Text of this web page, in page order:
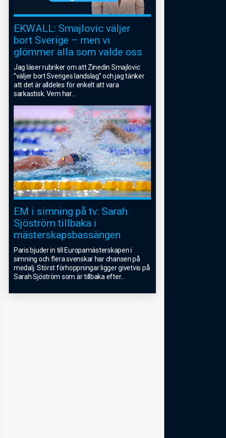
EKWALL: Smajlovic väljer
bort Sverige – men vi
glömmer alla som valde oss
Jag läser rubriker om att Zinedin Smajlovic
”väljer bort Sveriges landslag” och jag tänker
att det är alldeles för enkelt att vara
sarkastisk. Vem har...
EM i simning på tv: Sarah
Sjöström tillbaka i
mästerskapsbassängen
Paris bjuder in till Europamästerskapen i
simning och flera svenskar har chansen på
medalj. Störst förhoppningar ligger givetvis på
Sarah Sjöström som är tillbaka efter...